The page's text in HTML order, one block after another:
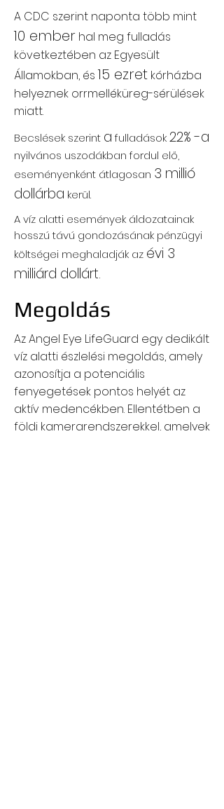
A CDC szerint naponta több mint
10 ember hal meg fulladás
következtében az Egyesült
Államokban, és 15 ezret kórházba
helyeznek orrmelléküreg-sérülések
miatt.
Becslések szerint a fulladások22% -a
nyilvános uszodákban fordul elő,
eseményenként átlagosan 3 millió
dollárba kerül.
A víz alatti események áldozatainak
hosszú távú gondozásának pénzügyi
költségei meghaladják az évi 3
milliárd dollárt.
Megoldás
Az Angel Eye LifeGuard egy dedikált
víz alatti észlelési megoldás, amely
azonosítja a potenciális
fenyegetések pontos helyét az
aktív medencékben. Ellentétben a
földi kamerarendszerekkel, amelyek